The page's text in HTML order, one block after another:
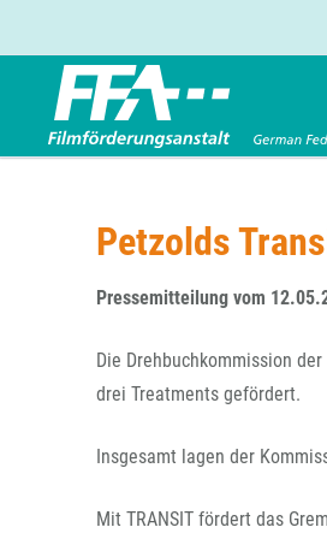
Entwicklungsförderung
Produktionsförderung
Verleihförderung
Folgevorhaben aus
Förderprogramm Filmerbe
Sonderförderungen nach
FFA 2025
Die FFA in Kürze
Gremien
Referendariat
Vergabebekanntmachung
Petzolds
Pressemitteilung vom
Die Drehbuchkommission
drei Treatments gefördert.
Insgesamt lagen der
Mit TRANSIT fördert das